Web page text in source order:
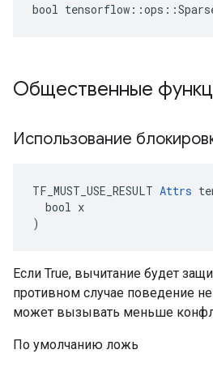
bool
Общественные
Использование
TF_MUST_USE_RESULT Attrs
  bool x
)
Если True, вычитание будет
противном случае поведение
может вызывать меньше
По умолчанию ложь